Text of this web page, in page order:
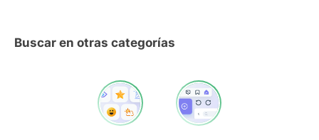
Buscar en otras categorías